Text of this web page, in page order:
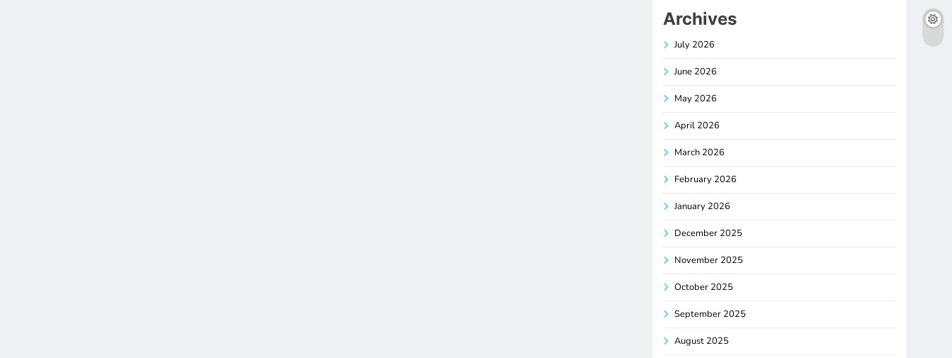
Archives
July 2026
June 2026
May 2026
April 2026
March 2026
February 2026
January 2026
December 2025
November 2025
October 2025
September 2025
August 2025